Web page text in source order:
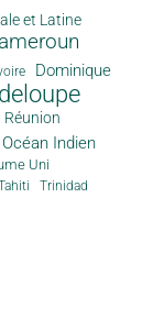
et Latine
Dominique
Réunion
Océan Indien
Uni
Trinidad